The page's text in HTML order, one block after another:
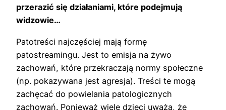
przerazić się działaniami, które podejmują
widzowie…
Patotreści najczęściej mają formę
patostreamingu. Jest to emisja na żywo
zachowań, które przekraczają normy społeczne
(np. pokazywana jest agresja). Treści te mogą
zachęcać do powielania patologicznych
zachowań. Ponieważ wiele dzieci uważa, że